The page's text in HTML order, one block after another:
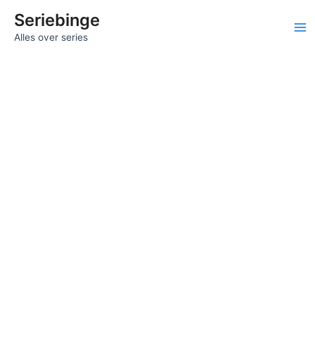
naarSeriebinge
Alles over series